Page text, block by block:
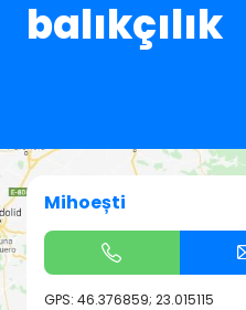
balıkçılık
Mihoești
GPS: 46.376859; 23.015115